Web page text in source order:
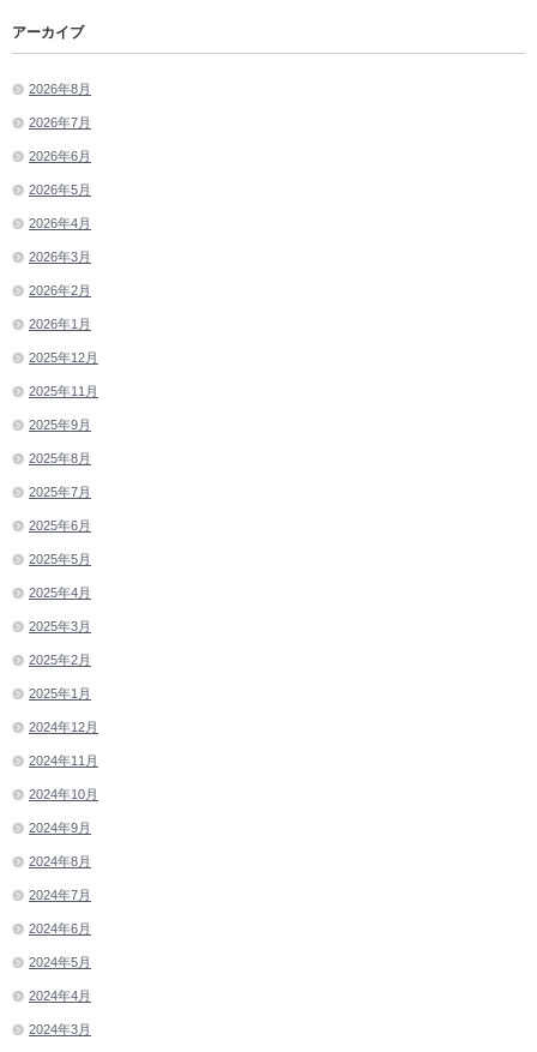
アーカイブ
2026年8月
2026年7月
2026年6月
2026年5月
2026年4月
2026年3月
2026年2月
2026年1月
2025年12月
2025年11月
2025年9月
2025年8月
2025年7月
2025年6月
2025年5月
2025年4月
2025年3月
2025年2月
2025年1月
2024年12月
2024年11月
2024年10月
2024年9月
2024年8月
2024年7月
2024年6月
2024年5月
2024年4月
2024年3月